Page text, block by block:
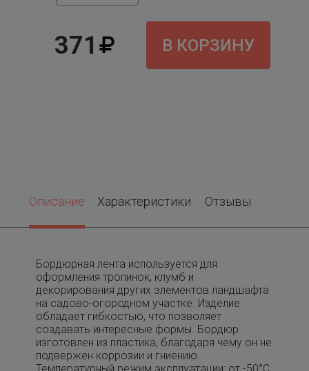
371 В КОРЗИНУ
Описание Характеристики Отзывы
Бордюрная лента используется для
оформления тропинок, клумб и
декорирования других элементов ландшафта
на садово-огородном участке. Изделие
обладает гибкостью, что позволяет
создавать интересные формы. Бордюр
изготовлен из пластика, благодаря чему он не
подвержен коррозии и гниению.